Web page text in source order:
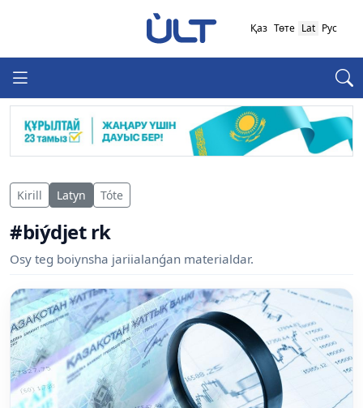
Қаз Төте Lat Рус
Kirill Latyn Tóte
#biýdjet rk
Osy teg boiynsha jariialanǵan materialdar.